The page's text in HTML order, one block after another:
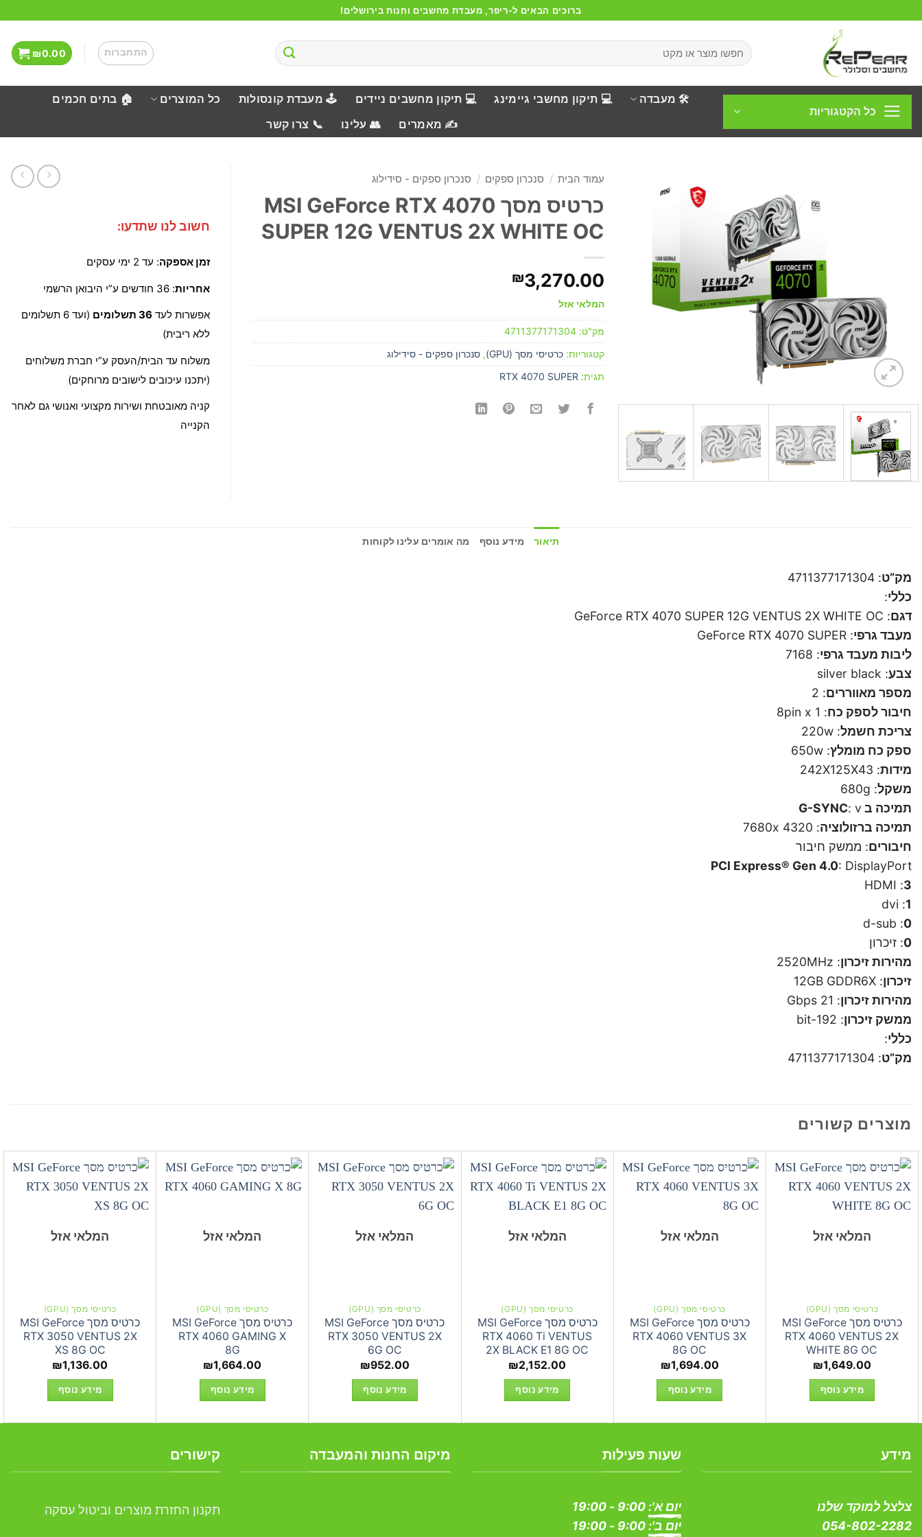
ברוכים הבאים ל-ריפר, מעבדת מחשבים וחנות בירושלים!
חיפוש
עבור:
התחברות ₪0.00
כל הקטגוריות
🛠️ מעבדה 💻 תיקון מחשבי גיימינג 💻 תיקון מחשבים ניידים 🕹️ מעבדת קונסולות כל המוצרים
🏠 בתים חכמים
✍️ מאמרים
👥 עלינו 📞 צרו קשר
עמוד הבית / סנכרון ספקים / סנכרון ספקים - סידילוג
כרטיס מסך MSI GeForce RTX 4070
SUPER 12G VENTUS 2X WHITE OC
₪3,270.00
המלאי אזל
מק"ט: 4711377171304
קטגוריות: כרטיסי מסך (GPU) , סנכרון ספקים - סידילוג
תגית: RTX 4070 SUPER
חשוב לנו שתדעו:
זמן אספקה: עד 2 ימי עסקים
אחריות: 36 חודשים ע”י היבואן הרשמי
אפשרות לעד 36 תשלומים
(ועד 6 תשלומים
ללא ריבית)
משלוח עד הבית/העסק ע”י חברת משלוחים
(יתכנו עיכובים לישובים מרוחקים)
קניה מאובטחת ושירות מקצועי ואנושי גם לאחר
הקנייה
תיאור מידע נוסף מה אומרים עלינו לקוחות
מק”ט: 4711377171304
כללי:
דגם: GeForce RTX 4070 SUPER 12G VENTUS 2X WHITE OC
מעבד גרפי: GeForce RTX 4070 SUPER
ליבות מעבד גרפי: 7168
צבע: silver black
מספר מאווררים: 2
חיבור לספק כח: 8pin x 1
צריכת חשמל: 220w
ספק כח מומלץ: 650w
מידות: 242X125X43
משקל: 680g
תמיכה ב G-SYNC : v
תמיכה ברזולוציה: 7680x 4320
חיבורים: ממשק חיבור
PCI Express® Gen 4.0: DisplayPort
3
: HDMI
1
: dvi
0
: d-sub
0: זיכרון
מהירות זיכרון: 2520MHz
זיכרון: 12GB GDDR6X
מהירות זיכרון: 21 Gbps
ממשק זיכרון: 192-bit
כללי:
מק”ט: 4711377171304
מוצרים קשורים
המלאי אזל
כרטיסי מסך (GPU)
כרטיס מסך MSI GeForce
RTX 4060 VENTUS 2X
WHITE 8G OC
₪1,649.00
מידע נוסף
המלאי אזל
כרטיסי מסך (GPU)
כרטיס מסך MSI GeForce
RTX 4060 VENTUS 3X
8G OC
₪1,694.00
מידע נוסף
המלאי אזל
כרטיסי מסך (GPU)
כרטיס מסך MSI GeForce
RTX 4060 Ti VENTUS
2X BLACK E1 8G OC
₪2,152.00
מידע נוסף
המלאי אזל
כרטיסי מסך (GPU)
כרטיס מסך MSI GeForce
RTX 3050 VENTUS 2X
6G OC
₪952.00
מידע נוסף
המלאי אזל
כרטיסי מסך (GPU)
כרטיס מסך MSI GeForce
RTX 4060 GAMING X
8G
₪1,664.00
מידע נוסף
המלאי אזל
כרטיסי מסך (GPU)
כרטיס מסך MSI GeForce
RTX 3050 VENTUS 2X
XS 8G OC
₪1,136.00
מידע נוסף
מידע
צלצל למוקד שלנו
054-802-2282
שעות פעילות
יום א':
יום ב':
מיקום החנות והמעבדה קישורים
תקנון החזרת מוצרים וביטול עסקה